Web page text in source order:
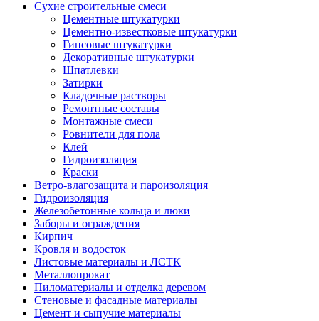
Сухие строительные смеси
Цементные штукатурки
Цементно-известковые штукатурки
Гипсовые штукатурки
Декоративные штукатурки
Шпатлевки
Затирки
Кладочные растворы
Ремонтные составы
Монтажные смеси
Ровнители для пола
Клей
Гидроизоляция
Краски
Ветро-влагозащита и пароизоляция
Гидроизоляция
Железобетонные кольца и люки
Заборы и ограждения
Кирпич
Кровля и водосток
Листовые материалы и ЛСТК
Металлопрокат
Пиломатериалы и отделка деревом
Стеновые и фасадные материалы
Цемент и сыпучие материалы